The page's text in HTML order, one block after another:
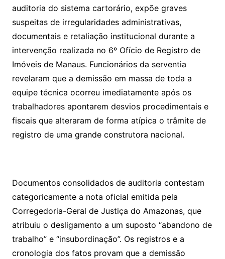
auditoria do sistema cartorário, expõe graves
suspeitas de irregularidades administrativas,
documentais e retaliação institucional durante a
intervenção realizada no 6º Ofício de Registro de
Imóveis de Manaus. Funcionários da serventia
revelaram que a demissão em massa de toda a
equipe técnica ocorreu imediatamente após os
trabalhadores apontarem desvios procedimentais e
fiscais que alteraram de forma atípica o trâmite de
registro de uma grande construtora nacional.
Documentos consolidados de auditoria contestam
categoricamente a nota oficial emitida pela
Corregedoria-Geral de Justiça do Amazonas, que
atribuiu o desligamento a um suposto “abandono de
trabalho” e “insubordinação”. Os registros e a
cronologia dos fatos provam que a demissão